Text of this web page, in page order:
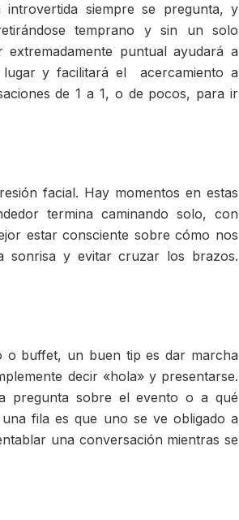
siempre se pregunta, y
temprano y sin un solo
puntual ayudará a
y facilitará el acercamiento a
de 1 a 1, o de pocos, para ir
facial. Hay momentos en estas
termina caminando solo, con
estar consciente sobre cómo nos
sonrisa y evitar cruzar los brazos.
o buffet, un buen tip es dar marcha
decir «hola» y presentarse.
pregunta sobre el evento o a qué
fila es que uno se ve obligado a
una conversación mientras se